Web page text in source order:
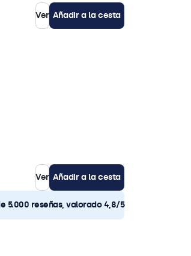
Ver Añadir a la cesta
Ver Añadir a la cesta
5.000 reseñas, valorado 4,8/5